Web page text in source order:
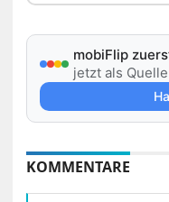
mobiFlip
jetzt als
KOMMENTARE